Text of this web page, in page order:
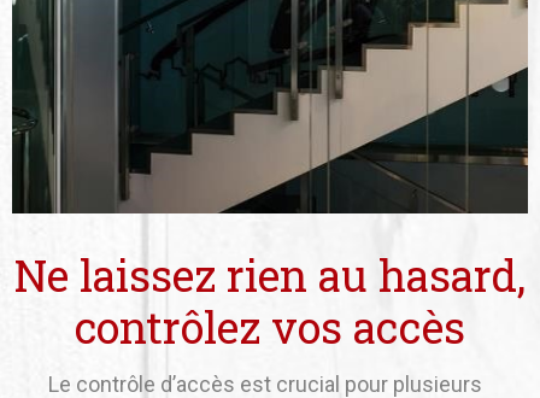
Ne laissez rien au hasard,
contrôlez vos accès
Le contrôle d’accès est crucial pour plusieurs